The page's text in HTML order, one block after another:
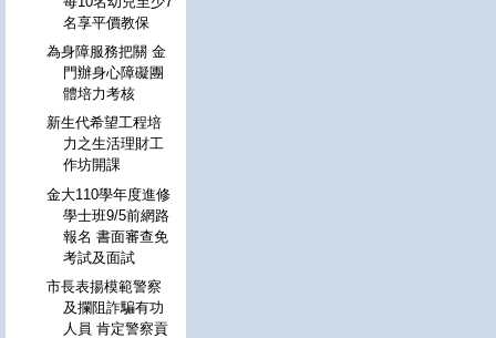
名享平價教保
為身障服務把關 金
門辦身心障礙團
體培力考核
新生代希望工程培
力之生活理財工
作坊開課
金大110學年度進修
學士班9/5前網路
報名 書面審查免
考試及面試
市長表揚模範警察
及攔阻詐騙有功
人員 肯定警察貢